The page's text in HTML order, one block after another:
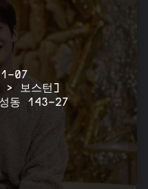
07
> 보스턴]
동 143-27